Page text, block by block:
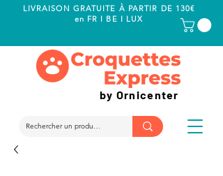
LIVRAISON GRATUITE À PARTIR DE 130€
en FR I BE I LUX
by Ornicenter